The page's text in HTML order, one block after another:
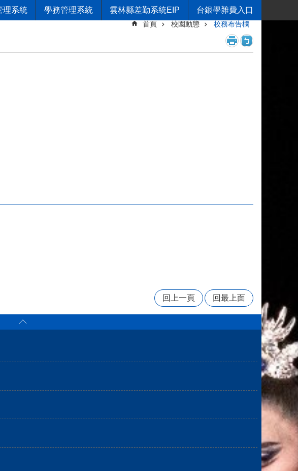
理系統 學務管理系統 雲林縣差勤系統EIP 台銀學雜費入口
首頁 校園動態 校務布告欄
回上一頁 回最上面
選單